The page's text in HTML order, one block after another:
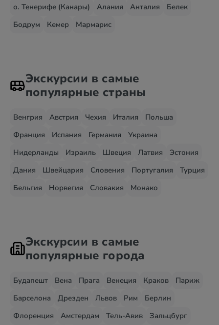
о. Тенерифе (Канары)
Алания Анталия
Белек
Бодрум
Кемер Мармарис
Экскурсии в самые
популярные страны
Венгрия Австрия Чехия Италия
Польша
Франция
Испания Германия
Украина
Нидерланды
Израиль Швеция Латвия
Эстония
Дания
Швейцария Словения Португалия
Турция
Бельгия
Норвегия Словакия Монако
Экскурсии в самые
популярные города
Будапешт Вена Прага Венеция Краков
Париж
Барселона
Дрезден Львов Рим
Берлин
Флоренция
Амстердам Тель-Авив
Зальцбург